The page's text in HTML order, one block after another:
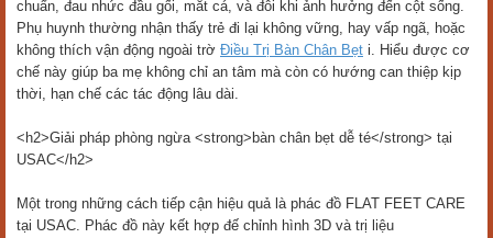
chuẩn, đau nhức đầu gối, mắt cá, và đôi khi ảnh hưởng đến cột sống.
Phụ huynh thường nhận thấy trẻ đi lại không vững, hay vấp ngã, hoặc
không thích vận động ngoài trờ Điều Trị Bàn Chân Bẹt i. Hiểu được cơ
chế này giúp ba mẹ không chỉ an tâm mà còn có hướng can thiệp kịp
thời, hạn chế các tác động lâu dài.
<h2>Giải pháp phòng ngừa <strong>bàn chân bẹt dễ té</strong> tại
USAC</h2>
Một trong những cách tiếp cận hiệu quả là phác đồ FLAT FEET CARE
tại USAC. Phác đồ này kết hợp đế chỉnh hình 3D và trị liệu